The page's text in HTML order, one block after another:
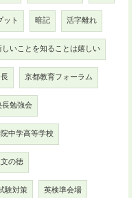
ット 暗記 活字離れ
しいことを知ることは嬉しい
京都教育フォーラム
長勉強会
中学高等学校
の徳
験対策 英検準会場